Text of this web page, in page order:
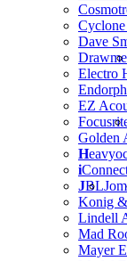
Dave
Electro
EZ
Golden
H
i
JBL
Konig
Lindell
Mad
Mayer